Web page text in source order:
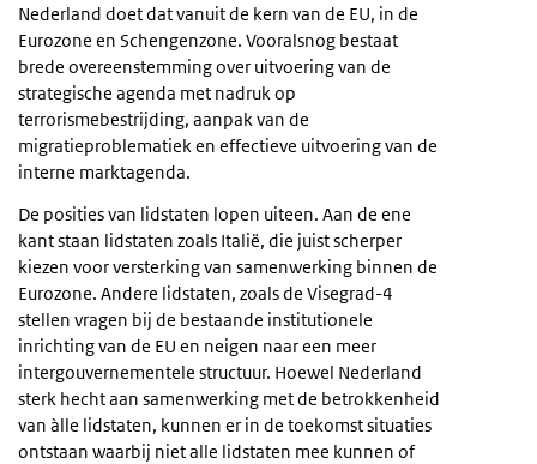
Nederland doet dat vanuit de kern van de EU, in de
Eurozone en Schengenzone. Vooralsnog bestaat
brede overeenstemming over uitvoering van de
strategische agenda met nadruk op
terrorismebestrijding, aanpak van de
migratieproblematiek en effectieve uitvoering van de
interne marktagenda.
De posities van lidstaten lopen uiteen. Aan de ene
kant staan lidstaten zoals Italië, die juist scherper
kiezen voor versterking van samenwerking binnen de
Eurozone. Andere lidstaten, zoals de Visegrad-4
stellen vragen bij de bestaande institutionele
inrichting van de EU en neigen naar een meer
intergouvernementele structuur. Hoewel Nederland
sterk hecht aan samenwerking met de betrokkenheid
van àlle lidstaten, kunnen er in de toekomst situaties
ontstaan waarbij niet alle lidstaten mee kunnen of